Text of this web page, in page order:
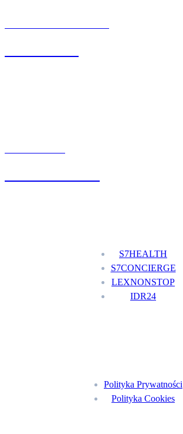
S7HEALTH
S7CONCIERGE
LEXNONSTOP
IDR24
Polityka Prywatności
Polityka Cookies